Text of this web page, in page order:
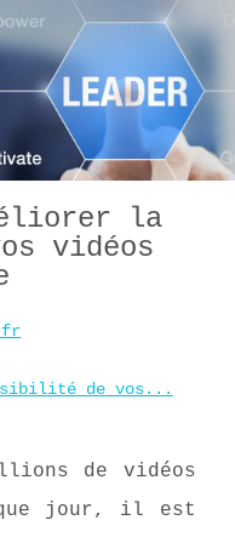
la
vidéos
de vos...
de vidéos
jour, il est